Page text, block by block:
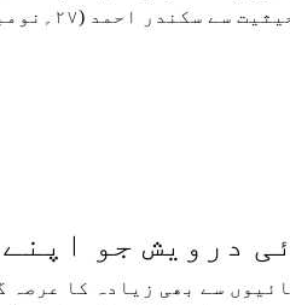
درویش جو اپنے
سے بھی زیادہ کا